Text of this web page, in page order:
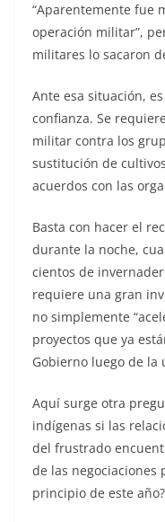
“Aparentemente fue
operación militar”,
militares lo sacaron
Ante esa situación,
confianza. Se
militar contra los
sustitución de
acuerdos con las
Basta con hacer el
durante la noche,
cientos de
requiere una gran
no simplemente
proyectos que ya
Gobierno luego de la
Aquí surge otra
indígenas si las
del frustrado
de las negociaciones
principio de este año?